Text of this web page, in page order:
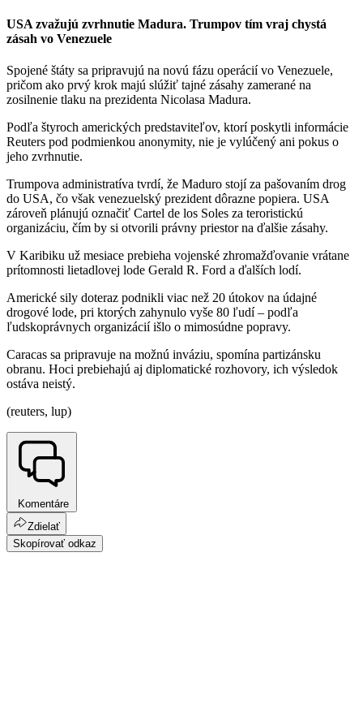
USA zvažujú zvrhnutie Madura. Trumpov tím vraj chystá
zásah vo Venezuele
Spojené štáty sa pripravujú na novú fázu operácií vo Venezuele,
pričom ako prvý krok majú slúžiť tajné zásahy zamerané na
zosilnenie tlaku na prezidenta Nicolasa Madura.
Podľa štyroch amerických predstaviteľov, ktorí poskytli informácie
Reuters pod podmienkou anonymity, nie je vylúčený ani pokus o
jeho zvrhnutie.
Trumpova administratíva tvrdí, že Maduro stojí za pašovaním drog
do USA, čo však venezuelský prezident dôrazne popiera. USA
zároveň plánujú označiť Cartel de los Soles za teroristickú
organizáciu, čím by si otvorili právny priestor na ďalšie zásahy.
V Karibiku už mesiace prebieha vojenské zhromažďovanie vrátane
prítomnosti lietadlovej lode Gerald R. Ford a ďalších lodí.
Americké sily doteraz podnikli viac než 20 útokov na údajné
drogové lode, pri ktorých zahynulo vyše 80 ľudí – podľa
ľudskoprávnych organizácií išlo o mimosúdne popravy.
Caracas sa pripravuje na možnú inváziu, spomína partizánsku
obranu. Hoci prebiehajú aj diplomatické rozhovory, ich výsledok
ostáva neistý.
(reuters, lup)
Komentáre
Zdielať
Skopírovať odkaz